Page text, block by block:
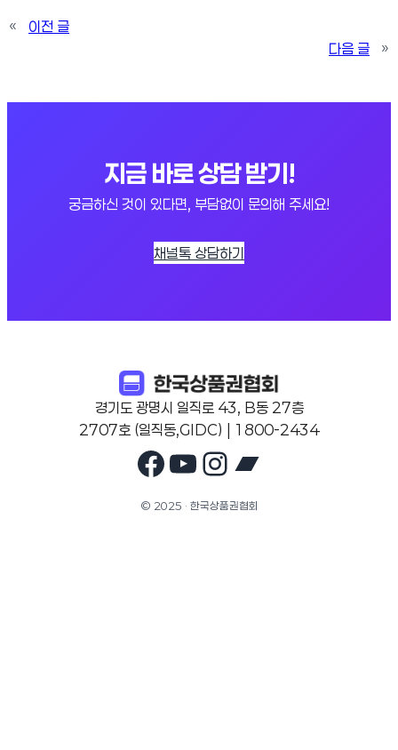
«
이전 글
다음 글
»
지금 바로 상담 받기!
궁금하신 것이 있다면, 부담없이 문의해 주세요!
채널톡 상담하기
경기도 광명시 일직로 43, B동 27층
2707호 (일직동,GIDC) | 1800-2434
Facebook
YouTube
Instagram
© 2025 · 한국상품권협회